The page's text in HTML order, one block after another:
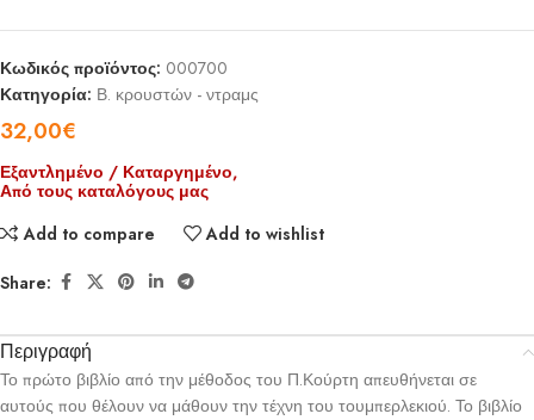
Κωδικός προϊόντος: 000700
Κατηγορία: Β. κρουστών - ντραμς
32,00€
Εξαντλημένο / Καταργημένο,
Από τους καταλόγους μας
Add to compare
Add to wishlist
Share:
Περιγραφή
Το πρώτο βιβλίο από την μέθοδος του Π.Κούρτη απευθήνεται σε
αυτούς που θέλουν να μάθουν την τέχνη του τουμπερλεκιού. Το βιβλίο